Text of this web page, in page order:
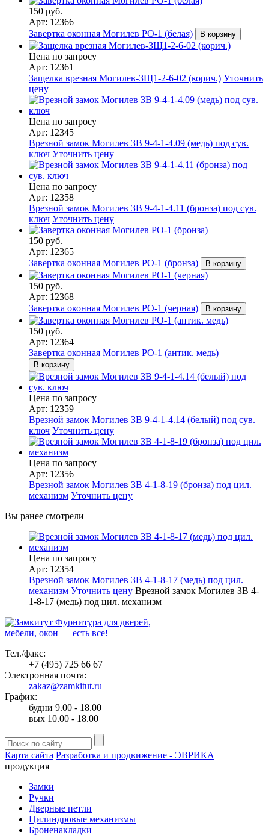
150 руб.
Арт: 12366
Завертка оконная Могилев РО-1 (белая)
В корзину
Цена по запросу
Арт: 12361
Защелка врезная Могилев-ЗЩ1-2-6-02 (корич.) Уточнить
цену
Цена по запросу
Арт: 12345
Врезной замок Могилев ЗВ 9-4-1-4.09 (медь) под сув.
ключ Уточнить цену
Цена по запросу
Арт: 12358
Врезной замок Могилев ЗВ 9-4-1-4.11 (бронза) под сув.
ключ Уточнить цену
150 руб.
Арт: 12365
Завертка оконная Могилев РО-1 (бронза)
В корзину
150 руб.
Арт: 12368
Завертка оконная Могилев РО-1 (черная)
В корзину
150 руб.
Арт: 12364
Завертка оконная Могилев РО-1 (антик. медь)
В корзину
Цена по запросу
Арт: 12359
Врезной замок Могилев ЗВ 9-4-1-4.14 (белый) под сув.
ключ Уточнить цену
Цена по запросу
Арт: 12356
Врезной замок Могилев ЗВ 4-1-8-19 (бронза) под цил.
механизм Уточнить цену
Вы ранее смотрели
Цена по запросу
Арт: 12354
Врезной замок Могилев ЗВ 4-1-8-17 (медь) под цил.
механизм Уточнить цену Врезной замок Могилев ЗВ 4-
1-8-17 (медь) под цил. механизм
Фурнитура для дверей,
мебели, окон — есть все!
Тел./факс:
+7 (495) 725 66 67
Электронная почта:
zakaz@zamkitut.ru
График:
будни 9.00 - 18.00
вых 10.00 - 18.00
Карта сайта Разработка и продвижение - ЭВРИКА
продукция
Замки
Ручки
Дверные петли
Цилиндровые механизмы
Броненакладки